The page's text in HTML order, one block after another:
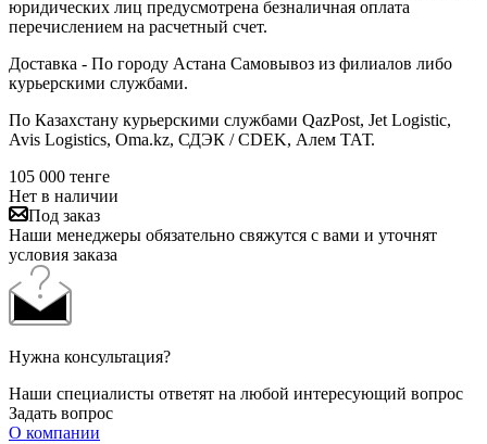
юридических лиц предусмотрена безналичная оплата
перечислением на расчетный счет.
Доставка - По городу Астана Самовывоз из филиалов либо
курьерскими службами.
По Казахстану курьерскими службами QazPost, Jet Logistic,
Avis Logistics, Oma.kz, СДЭК / CDEK, Алем ТАТ.
105 000 тенге
Нет в наличии
Под заказ
Наши менеджеры обязательно свяжутся с вами и уточнят
условия заказа
Нужна консультация?
Наши специалисты ответят на любой интересующий вопрос
Задать вопрос
О компании